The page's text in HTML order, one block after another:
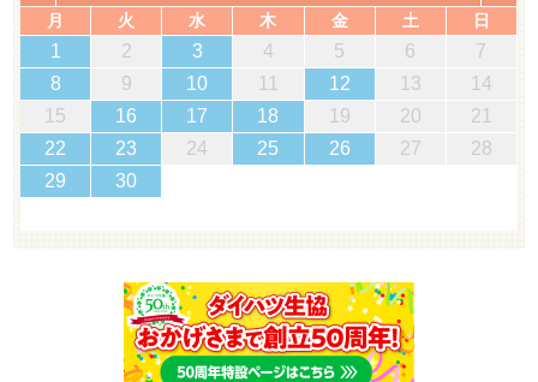
月 火 水 木 金 土 日
1 2 3 4 5 6
7
8
9 10 11 12 13
14
15
16 17 18 19 20
21
22
23 24 25 26 27
28
29
30